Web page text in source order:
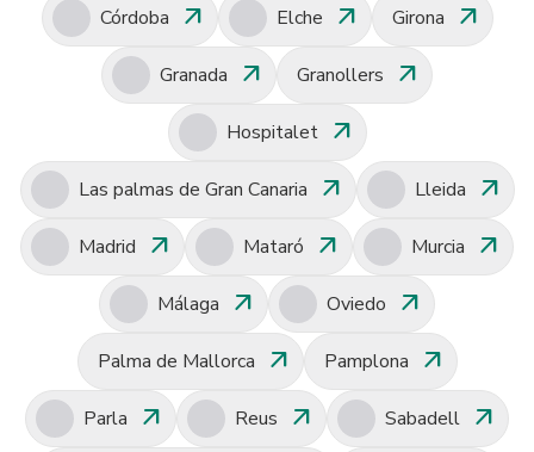
Córdoba arrow_outward Elche arrow_outward Girona arrow_outward
Granada arrow_outward Granollers arrow_outward
Hospitalet arrow_outward
Las palmas de Gran Canaria arrow_outward Lleida arrow_outward
Madrid arrow_outward Mataró arrow_outward Murcia arrow_outward
Málaga arrow_outward Oviedo arrow_outward
Palma de Mallorca arrow_outward Pamplona arrow_outward
Parla arrow_outward Reus arrow_outward Sabadell arrow_outward